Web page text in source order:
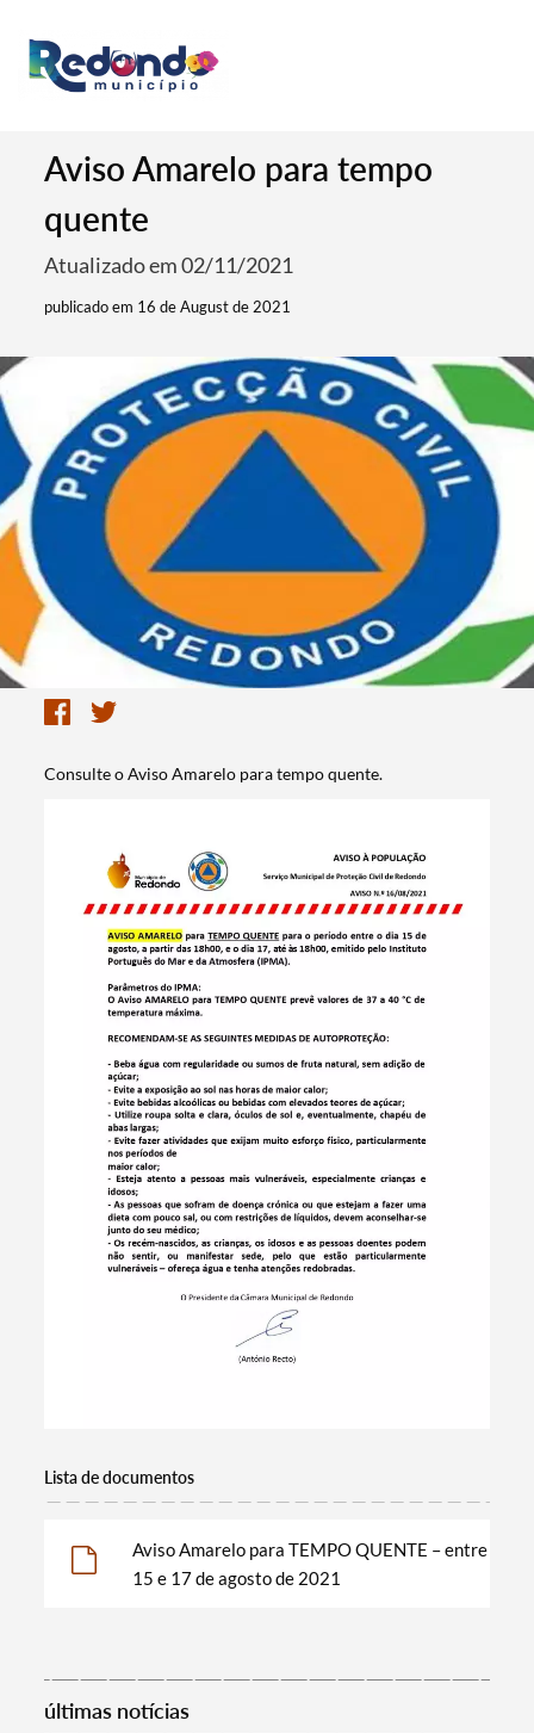
Termo de Pesquisa
Aviso Amarelo para tempo
quente
Atualizado em 02/11/2021
publicado em 16 de August de 2021
Consulte o Aviso Amarelo para tempo quente.
Lista de documentos
Aviso Amarelo para TEMPO QUENTE – entre
15 e 17 de agosto de 2021
últimas notícias